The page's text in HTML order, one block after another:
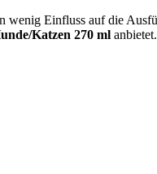
Einfluss auf die
Katzen 270 ml anbietet.